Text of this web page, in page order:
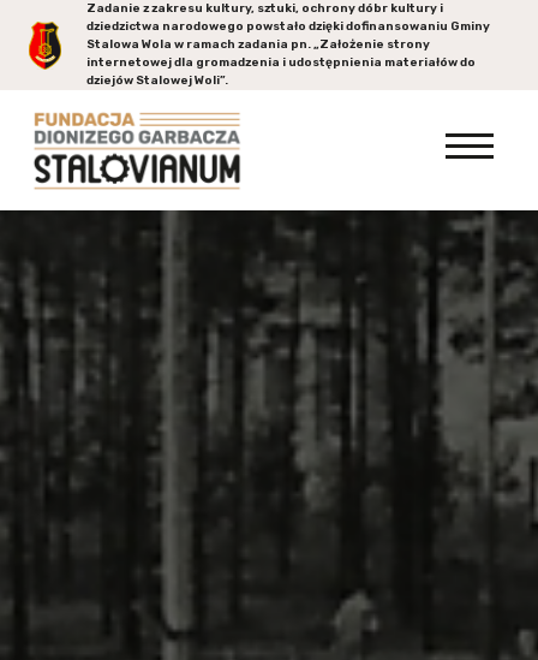
Zadanie z zakresu kultury, sztuki, ochrony dóbr kultury i
dziedzictwa narodowego powstało dzięki dofinansowaniu Gminy
Stalowa Wolaw ramach zadania pn. „Założenie strony
internetowej dla gromadzenia i udostępnienia materiałów do
dziejów Stalowej Woli”.